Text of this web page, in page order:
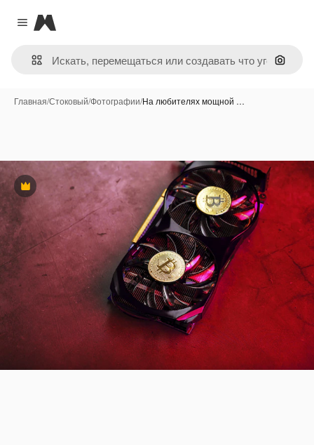
Close menu
Magnific
Поиск
Главная/Стоковый/Фотографии/На любителях мощной …
Премиум